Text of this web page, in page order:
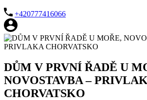
+420777416066
DŮM V PRVNÍ ŘADĚ U
NOVOSTAVBA –
CHORVATSKO